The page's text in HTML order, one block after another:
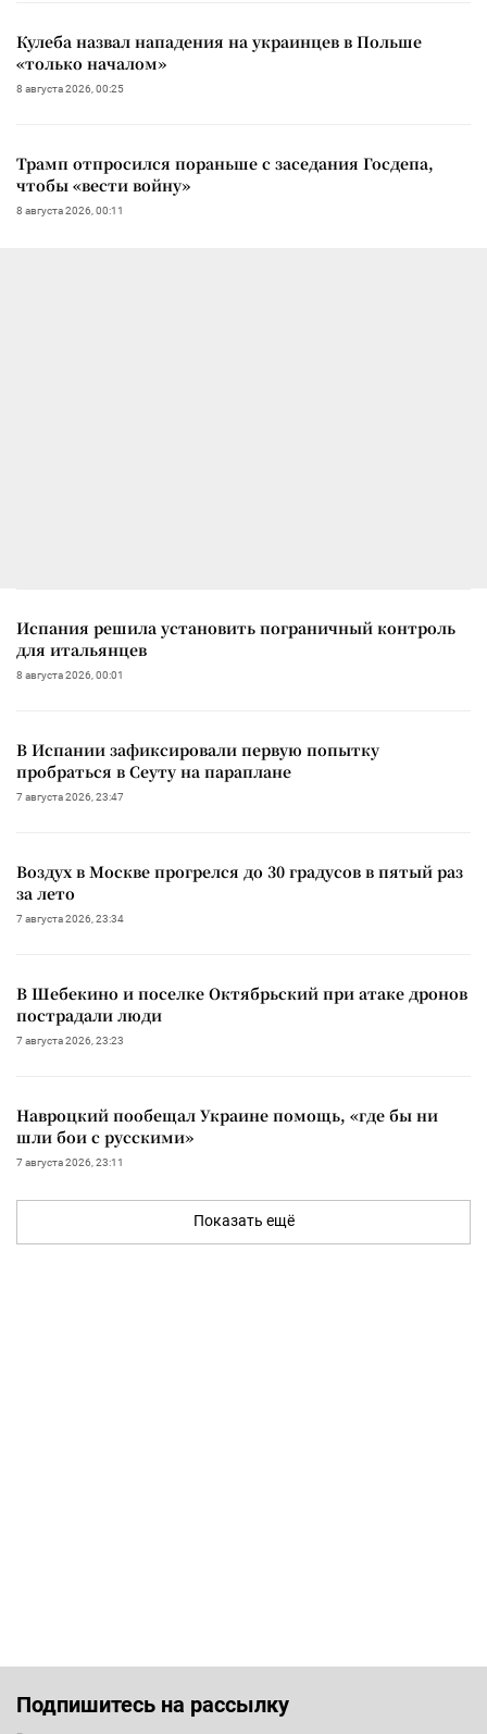
Кулеба назвал нападения на украинцев в Польше
«только началом»
8 августа 2026, 00:25
Трамп отпросился пораньше с заседания Госдепа,
чтобы «вести войну»
8 августа 2026, 00:11
Испания решила установить пограничный контроль
для итальянцев
8 августа 2026, 00:01
В Испании зафиксировали первую попытку
пробраться в Сеуту на параплане
7 августа 2026, 23:47
Воздух в Москве прогрелся до 30 градусов в пятый раз
за лето
7 августа 2026, 23:34
В Шебекино и поселке Октябрьский при атаке дронов
пострадали люди
7 августа 2026, 23:23
Навроцкий пообещал Украине помощь, «где бы ни
шли бои с русскими»
7 августа 2026, 23:11
Показать ещё
Подпишитесь на рассылку